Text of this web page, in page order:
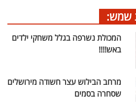
שמש:
המכולת נשרפה בגלל משחקי ילדים
באש!!!!
מרחב הבילוש עצר חשודה מירושלים
שסחרה בסמים